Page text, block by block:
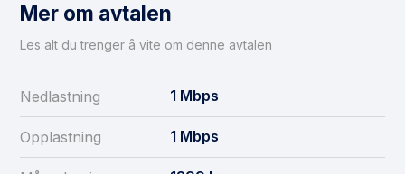
Mer om avtalen
Les alt du trenger å vite om denne avtalen
Nedlastning 1 Mbps
Opplastning 1 Mbps